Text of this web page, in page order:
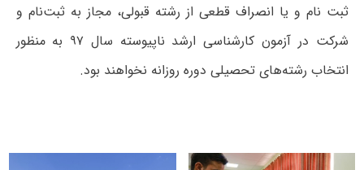
ثبت نام و یا انصراف قطعی از رشته قبولی، مجاز به ثبت‌نام و
شرکت در آزمون کارشناسی ارشد ناپیوسته سال ۹۷ به منظور
انتخاب رشته‌های تحصیلی دوره روزانه نخواهند بود.